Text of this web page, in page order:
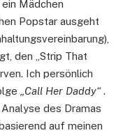
Mädchen
Popstar ausgeht
den „Strip That
Ich persönlich
„Call Her Daddy“.
des Dramas
auf meinen